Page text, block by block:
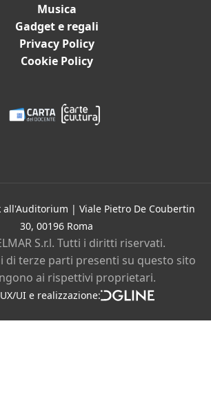
Musica
Gadget e regali
Privacy Policy
Cookie Policy
all'Auditorium | Viale Pietro De Coubertin
30, 00196 Roma
S.r.l. Tutti i diritti riservati.
di terze parti presenti su questo sito
ai rispettivi proprietari.
UI e realizzazione:
policyCookie policy
Instagram
Facebook